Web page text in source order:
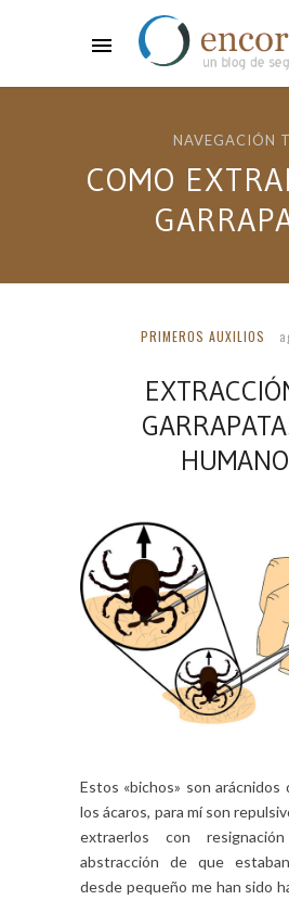
NAVEGACIÓN
COMO
PRIMEROS AUXILIOS
Estos «bichos» son arácnidos
los ácaros, para mí son
extraerlos con
abstracción de que
desde pequeño me han sido